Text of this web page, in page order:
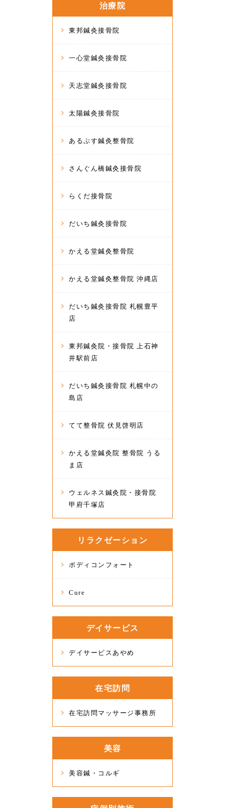
治療院
東邦鍼灸接骨院
一心堂鍼灸接骨院
天志堂鍼灸接骨院
太陽鍼灸接骨院
あるぷす鍼灸整骨院
さんぐん橋鍼灸接骨院
らくだ接骨院
だいち鍼灸接骨院
かえる堂鍼灸整骨院
かえる堂鍼灸整骨院 沖縄店
だいち鍼灸接骨院 札幌豊平
店
東邦鍼灸院・接骨院 上石神
井駅前店
だいち鍼灸接骨院 札幌中の
島店
てて整骨院 伏見啓明店
かえる堂鍼灸院 整骨院 うる
ま店
ウェルネス鍼灸院・接骨院
甲府千塚店
リラクゼーション
ボディコンフォート
Cure
デイサービス
デイサービスあやめ
在宅訪問
在宅訪問マッサージ事務所
美容
美容鍼・コルギ